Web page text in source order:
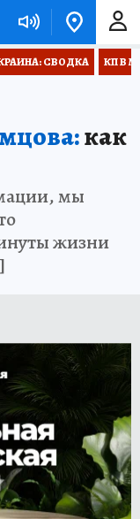
СВОДКА КП В
как
мы
жизни